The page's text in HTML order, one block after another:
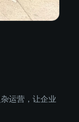
运营，让企业